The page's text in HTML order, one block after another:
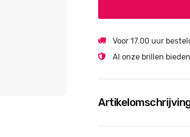
Voor 17.00 uur
Al onze brillen